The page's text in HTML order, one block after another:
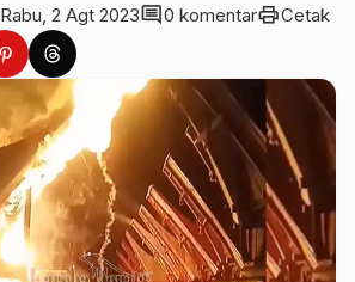
Rabu, 2 Agt 2023comment0 komentarprintCetak